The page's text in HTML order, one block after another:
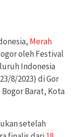
Merah
oleh Festival
Indonesia
8/2023) di Gor
Barat, Kota
setelah